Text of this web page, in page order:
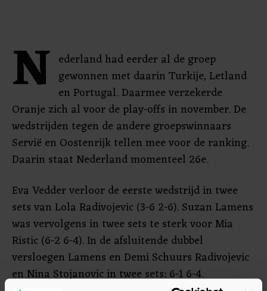
N ederland had eerder al de groep
gewonnen met daarin Turkije, Letland
en Portugal. Daarmee verzekerde
Oranje zich al voor de play-offs in november. De
wedstrijden tegen de andere groepswinnaars
Servië en Oostenrijk tellen mee voor de ranking.
Daarin staat Nederland momenteel 26e.
Eva Vedder verloor de eerste wedstrijd in twee
sets van Lola Radivojevic (3-6 2-6). Suzan Lamens
was vervolgens in twee sets te sterk voor Mia
Ristic (6-2 6-4). In de afsluitende dubbel
versloegen Lamens en Demi Schuurs Radivojevic
en Nina Stojanovic in twee sets: 6-1 6-4.